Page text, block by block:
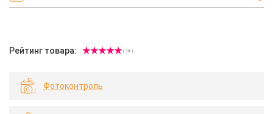
Рейтинг товара: ( 10 )
Фотоконтроль